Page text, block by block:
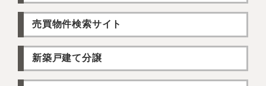
売買物件検索サイト
新築戸建て分譲